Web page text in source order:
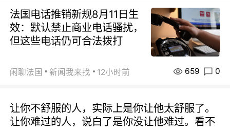
法国电话推销新规8月11日生
效：默认禁止商业电话骚扰，
但这些电话仍可合法拨打
闲聊法国 新闻我来找 12小时前 659 0
让你不舒服的人，实际上是你让他太舒服了。
让你难过的人，说白了是你没让他难过。看不